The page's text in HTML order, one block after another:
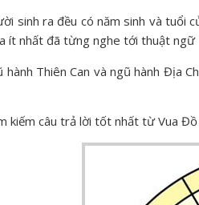
sinh ra đều có năm sinh và tuổi
ít nhất đã từng nghe tới thuật ngữ
hành Thiên Can và ngũ hành Địa
kiếm câu trả lời tốt nhất từ Vua